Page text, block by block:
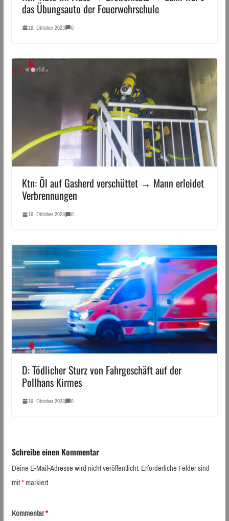
das Übungsauto der Feuerwehrschule
16. Oktober 2023 0
Ktn: Öl auf Gasherd verschüttet → Mann erleidet
Verbrennungen
16. Oktober 2023 0
D: Tödlicher Sturz von Fahrgeschäft auf der
Pollhans Kirmes
16. Oktober 2023 0
Schreibe einen Kommentar
Deine E-Mail-Adresse wird nicht veröffentlicht.Erforderliche Felder sind
mit*markiert
Kommentar*